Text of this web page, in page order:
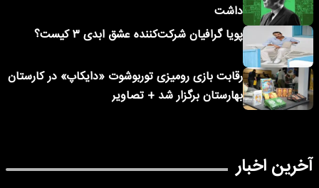
داشت
پویا گرافیان شرکت‌کننده عشق ابدی ۳ کیست؟
رقابت بازی رومیزی توربوشوت «دایکاپ» در کارستان
بهارستان برگزار شد + تصاویر
آخرین اخبار